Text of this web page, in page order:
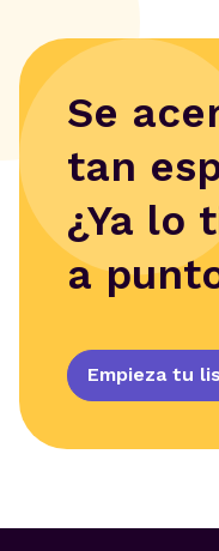
Se
tan
¿Ya lo
a
Empieza tu